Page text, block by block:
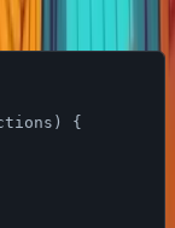
) {